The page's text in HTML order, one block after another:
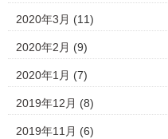
2020年3月 (11)
2020年2月 (9)
2020年1月 (7)
2019年12月 (8)
2019年11月 (6)